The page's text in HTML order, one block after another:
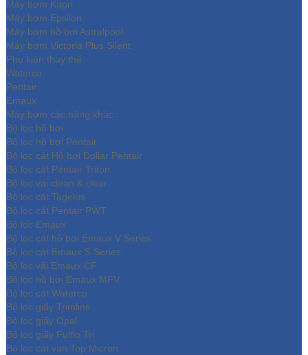
Máy bơm Kapri
Máy bơm Epsilon
Máy bơm hồ bơi Astralpool
Máy bơm Victoria Plus Silent
Phụ kiện thay thế
Waterco
Pentair
Emaux
Máy bơm các hãng khác
Bộ lọc hồ bơi
Bộ lọc hồ bơi Pentair
Bộ lọc cát Hồ bơi Dollar Pentair
Bộ lọc cát Pentair Triton
Bộ lọc vải clean & clear
Bộ lọc cát Tagelus
Bộ lọc cát Pentair PWT
Bộ lọc Emaux
Bộ lọc cát hồ bơi Emaux V Series
Bộ lọc cát Emaux S Series
Bộ lọc vải Emaux CF
Bô lọc hồ bơi Emaux MFV
Bộ lọc cát Waterco
Bộ lọc giấy Trimline
Bộ lọc giấy Opal
Bộ lọc giấy Fulflo Tri
Bộ lọc cát van Top Micron